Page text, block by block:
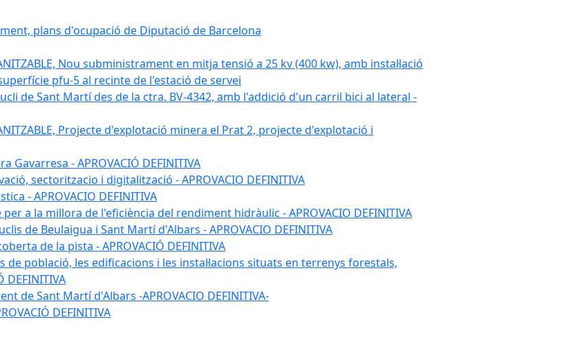
plans d'ocupació de Diputació de Barcelona
Nou subministrament en mitja tensió a 25 kv (400 kw), amb instal·lació
pfu-5 al recinte de l'estació de servei
de Sant Martí des de la ctra. BV-4342, amb l'addició d'un carril bici al lateral -
Projecte d'explotació minera el Prat 2, projecte d'explotació i
- APROVACIÓ DEFINITIVA
sectoritzacio i digitalització - APROVACIO DEFINITIVA
- APROVACIO DEFINITIVA
a la millora de l'eficiència del rendiment hidràulic - APROVACIO DEFINITIVA
de Beulaigua i Sant Martí d'Albars - APROVACIO DEFINITIVA
de la pista - APROVACIÓ DEFINITIVA
població, les edificacions i les instal·lacions situats en terrenys forestals,
DEFINITIVA
de Sant Martí d'Albars -APROVACIO DEFINITIVA-
DEFINITIVA